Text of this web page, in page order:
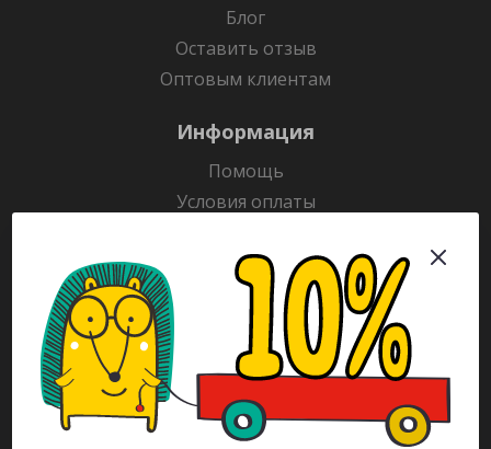
Блог
Оставить отзыв
Оптовым клиентам
Информация
Помощь
Условия оплаты
Гарантия на товар
Раскраски
Рекламодателям
Каталог
Будьте всегда в курсе!